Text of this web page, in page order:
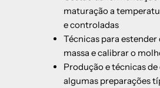
maturação a
e controladas
Técnicas para estender
massa e calibrar o
Produção e técnicas
algumas preparações